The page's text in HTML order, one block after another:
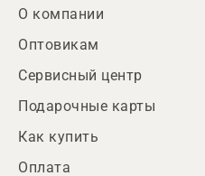
О компании
Оптовикам
Сервисный центр
Подарочные карты
Как купить
Оплата